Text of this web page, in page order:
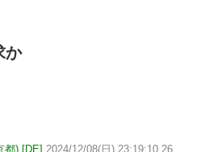
か
都) [DE] 2024/12/08(日) 23:19:10.26